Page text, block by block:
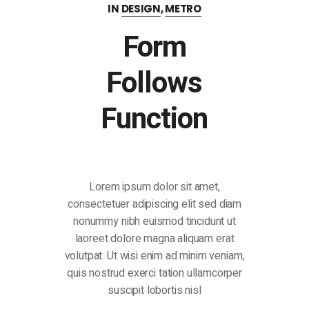
IN DESIGN,METRO
Form
Follows
Function
Lorem ipsum dolor sit amet,
consectetuer adipiscing elit sed diam
nonummy nibh euismod tincidunt ut
laoreet dolore magna aliquam erat
volutpat. Ut wisi enim ad minim veniam,
quis nostrud exerci tation ullamcorper
suscipit lobortis nisl